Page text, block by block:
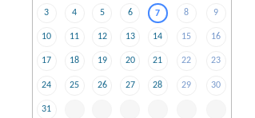
3 4 5 6 7 8 9
10 11 12 13 14 15 16
17 18 19 20 21 22 23
24 25 26 27 28 29 30
31